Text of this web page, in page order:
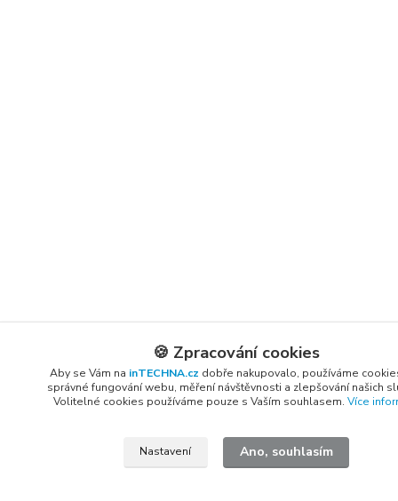
🍪 Zpracování cookies
Aby se Vám na inTECHNA.cz dobře nakupovalo, používáme
správné fungování webu, měření návštěvnosti a zlepšování našich
Volitelné cookies používáme pouze s Vaším souhlasem. Více
Nastavení Ano, souhlasím